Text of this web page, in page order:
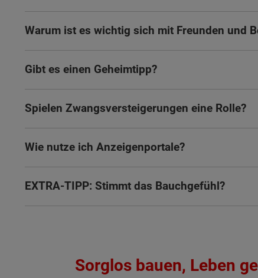
Warum ist es wichtig sich mit Freunden und
Gibt es einen Geheimtipp?
Spielen Zwangsversteigerungen eine Rolle?
Wie nutze ich Anzeigenportale?
EXTRA-TIPP: Stimmt das Bauchgefühl?
Sorglos bauen, Leben